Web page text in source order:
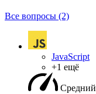
Все вопросы (2)
JavaScript
+1 ещё
Средний